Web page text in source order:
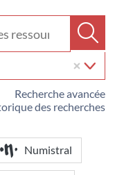
Recherche avancée
des recherches
Numistral